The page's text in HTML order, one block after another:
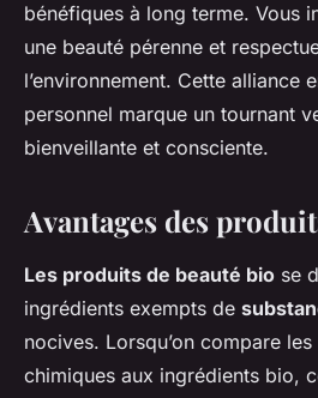
bénéfiques à long terme. Vous
une beauté pérenne et
l’environnement. Cette alliance
personnel marque un tournant
bienveillante et consciente.
Avantages des
Les produits de beauté bio se
ingrédients exempts de
nocives. Lorsqu’on compare
chimiques aux ingrédients bio,